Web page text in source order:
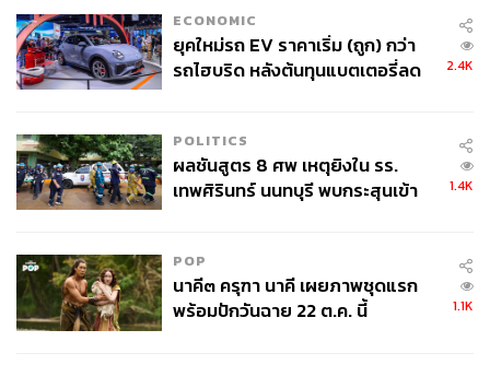
ECONOMIC
ยุคใหม่รถ EV ราคาเริ่ม (ถูก) กว่า
รถไฮบริด หลังต้นทุนแบตเตอรี่ลด
2.4K
POLITICS
ผลชันสูตร 8 ศพ เหตุยิงใน รร.
เทพศิรินทร์ นนทบุรี พบกระสุนเข้า
1.4K
POP
นาคี๓ ครุฑา นาคี เผยภาพชุดแรก
พร้อมปักวันฉาย 22 ต.ค. นี้
1.1K